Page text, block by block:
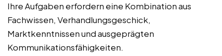
Ihre Aufgaben erfordern eine Kombination aus
Fachwissen, Verhandlungsgeschick,
Marktkenntnissen und ausgeprägten
Kommunikationsfähigkeiten.